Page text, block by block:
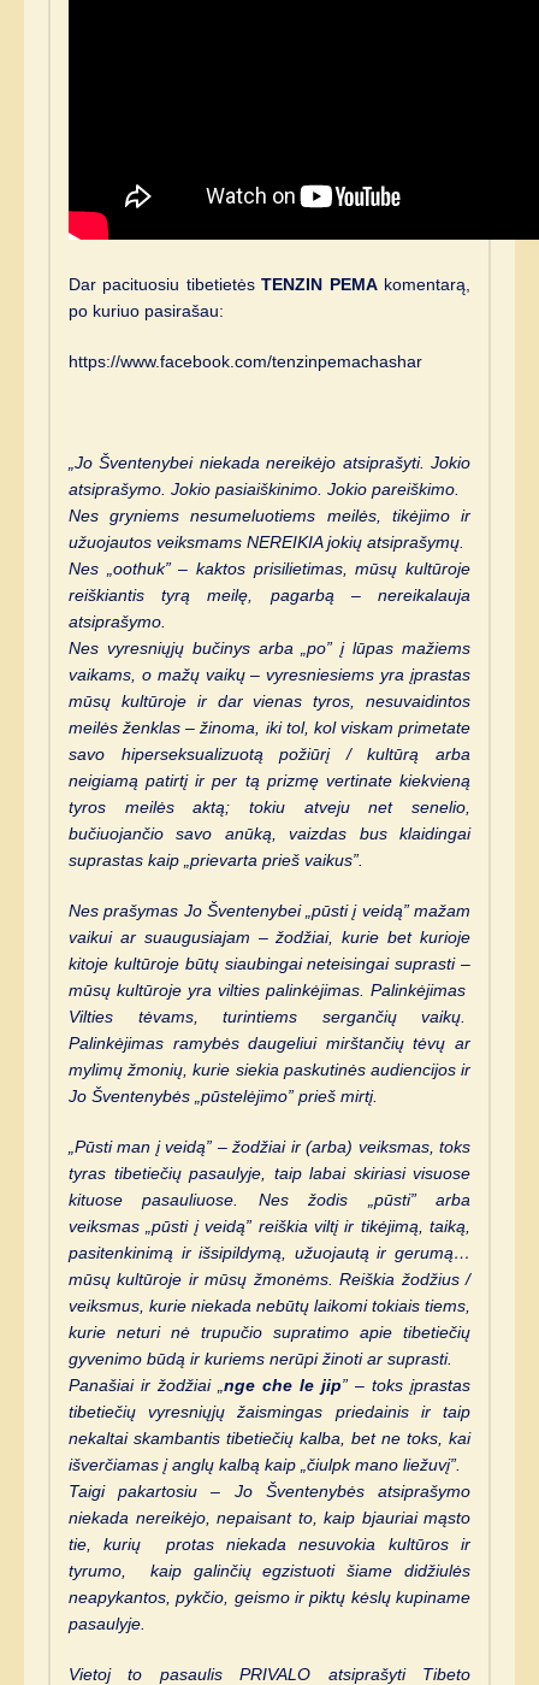
Dar pacituosiu tibetietėsTENZIN PEMAkomentarą,
po kuriuo pasirašau:
https://www.facebook.com/tenzinpemachashar
„Jo Šventenybei niekada nereikėjo atsiprašyti. Jokio
atsiprašymo. Jokio pasiaiškinimo. Jokio pareiškimo.
Nes gryniems nesumeluotiems meilės, tikėjimo ir
užuojautos veiksmams NEREIKIA jokių atsiprašymų.
Nes „oothuk” – kaktos prisilietimas, mūsų kultūroje
reiškiantis tyrą meilę, pagarbą – nereikalauja
atsiprašymo.
Nes vyresniųjų bučinys arba „po” į lūpas mažiems
vaikams, o mažų vaikų – vyresniesiems yra įprastas
mūsų kultūroje ir dar vienas tyros, nesuvaidintos
meilės ženklas – žinoma, iki tol, kol viskam primetate
savo hiperseksualizuotą požiūrį / kultūrą arba
neigiamą patirtį ir per tą prizmę vertinate kiekvieną
tyros meilės aktą; tokiu atveju net senelio,
bučiuojančio savo anūką, vaizdas bus klaidingai
suprastas kaip „prievarta prieš vaikus”.
Nes prašymas Jo Šventenybei „pūsti į veidą” mažam
vaikui ar suaugusiajam – žodžiai, kurie bet kurioje
kitoje kultūroje būtų siaubingai neteisingai suprasti –
mūsų kultūroje yra vilties palinkėjimas. Palinkėjimas
Vilties tėvams, turintiems sergančių vaikų.
Palinkėjimas ramybės daugeliui mirštančių tėvų ar
mylimų žmonių, kurie siekia paskutinės audiencijos ir
Jo Šventenybės „pūstelėjimo” prieš mirtį.
„Pūsti man į veidą” – žodžiai ir (arba) veiksmas, toks
tyras tibetiečių pasaulyje, taip labai skiriasi visuose
kituose pasauliuose. Nes žodis „pūsti” arba
veiksmas „pūsti į veidą” reiškia viltį ir tikėjimą, taiką,
pasitenkinimą ir išsipildymą, užuojautą ir gerumą…
mūsų kultūroje ir mūsų žmonėms. Reiškia žodžius /
veiksmus, kurie niekada nebūtų laikomi tokiais tiems,
kurie neturi nė trupučio supratimo apie tibetiečių
gyvenimo būdą ir kuriems nerūpi žinoti ar suprasti.
Panašiai ir žodžiai „ nge che le jip” – toks įprastas
tibetiečių vyresniųjų žaismingas priedainis ir taip
nekaltai skambantis tibetiečių kalba, bet ne toks, kai
išverčiamas į anglų kalbą kaip „čiulpk mano liežuvį”.
Taigi pakartosiu – Jo Šventenybės atsiprašymo
niekada nereikėjo, nepaisant to, kaip bjauriai mąsto
tie, kurių protas niekada nesuvokia kultūros ir
tyrumo, kaip galinčių egzistuoti šiame didžiulės
neapykantos, pykčio, geismo ir piktų kėslų kupiname
pasaulyje.
Vietoj to pasaulis PRIVALO atsiprašyti Tibeto